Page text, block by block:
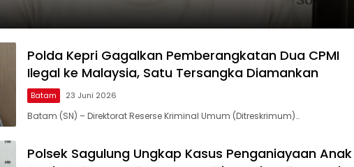
Polda Kepri Gagalkan Pemberangkatan Dua CPMI
Ilegal ke Malaysia, Satu Tersangka Diamankan
Batam 23 Juni 2026
Batam (SN) – Direktorat Reserse Kriminal Umum (Ditreskrimum)…
Polsek Sagulung Ungkap Kasus Penganiayaan Anak